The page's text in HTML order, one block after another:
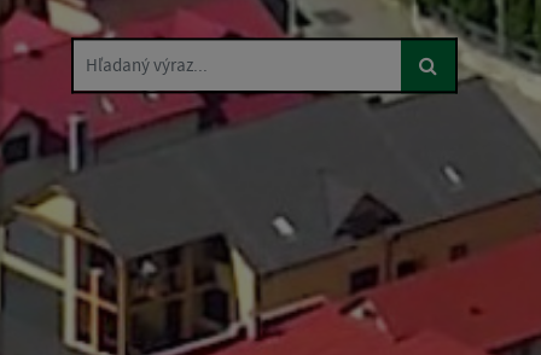
Hľadaný výraz...